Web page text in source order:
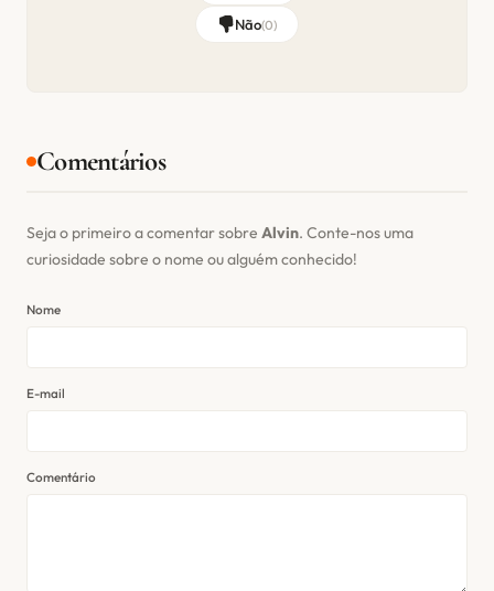
Não(0)
Comentários
Seja o primeiro a comentar sobre Alvin. Conte-nos uma
curiosidade sobre o nome ou alguém conhecido!
Nome
E-mail
Comentário